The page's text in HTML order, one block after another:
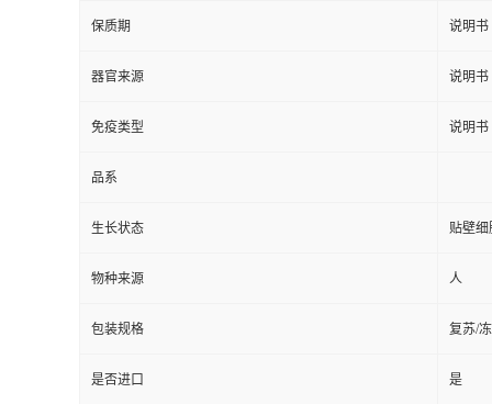
保质期 说明书
器官来源 说明书
免疫类型 说明书
品系
生长状态 贴壁细
物种来源 人
包装规格 复苏/
是否进口 是